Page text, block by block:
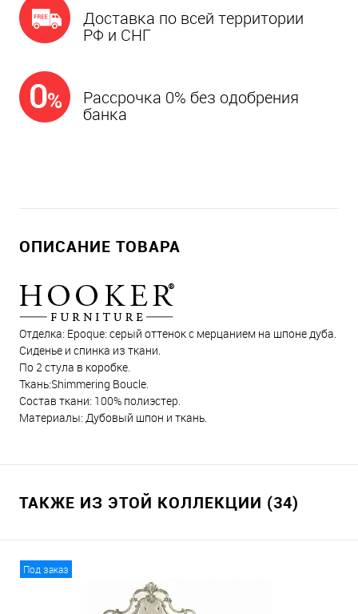
Доставка по всей территории
РФ и СНГ
Рассрочка 0% без одобрения
банка
ОПИСАНИЕ ТОВАРА
Отделка: Epoque: серый оттенок с мерцанием на шпоне дуба.
Сиденье и спинка из ткани.
По 2 стула в коробке.
Ткань:Shimmering Boucle.
Состав ткани: 100% полиэстер.
Материалы: Дубовый шпон и ткань.
ТАКЖЕ ИЗ ЭТОЙ КОЛЛЕКЦИИ (34)
Под заказ